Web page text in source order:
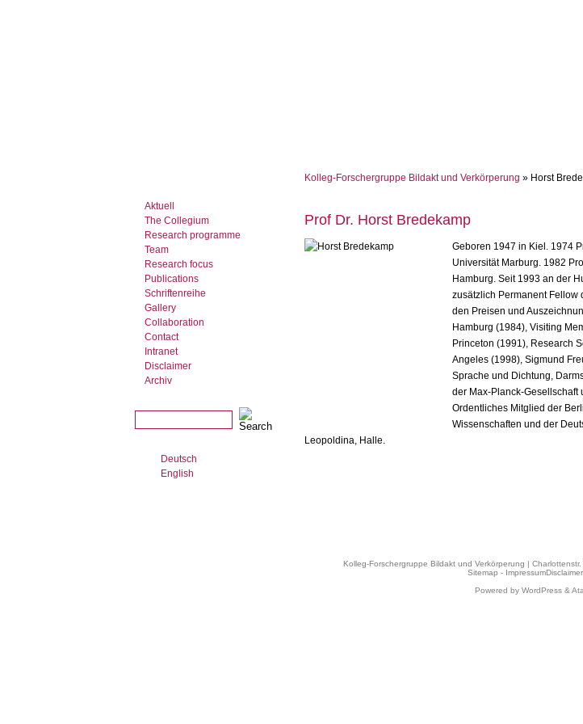
Aktuell
The Collegium
Research programme
Team
Research focus
Publications
Schriftenreihe
Gallery
Collaboration
Contact
Intranet
Disclaimer
Archiv
Deutsch
English
Kolleg-Forschergruppe Bildakt und Verkörperung » Horst
Prof Dr. Horst Bredekamp
Geboren 1947 in Kiel. 1974
Universität Marburg. 1982
Hamburg. Seit 1993 an der
zusätzlich Permanent Fellow
den Preisen und
Hamburg (1984), Visiting
Princeton (1991), Research
Angeles (1998), Sigmund
Sprache und Dichtung,
der Max-Planck-Gesellschaft
Ordentliches Mitglied der
Wissenschaften und der
Leopoldina, Halle.
Kolleg-Forschergruppe Bildakt und Verkörperung |
Sitemap - ImpressumDisclaimer
Powered by WordPress &